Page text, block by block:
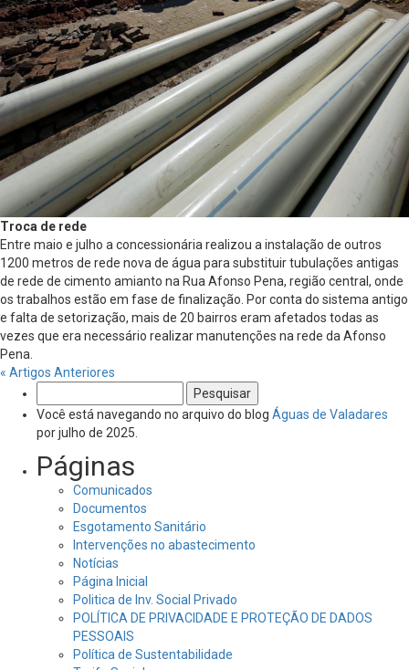
Troca de rede
Entre maio e julho a concessionária realizou a instalação de outros
1200 metros de rede nova de água para substituir tubulações antigas
de rede de cimento amianto na Rua Afonso Pena, região central, onde
os trabalhos estão em fase de finalização. Por conta do sistema antigo
e falta de setorização, mais de 20 bairros eram afetados todas as
vezes que era necessário realizar manutenções na rede da Afonso
Pena.
« Artigos Anteriores
por:
Você está navegando no arquivo do blog Águas de Valadares
por julho de 2025.
Páginas
Comunicados
Documentos
Esgotamento Sanitário
Intervenções no abastecimento
Notícias
Página Inicial
Politica de Inv. Social Privado
POLÍTICA DE PRIVACIDADE E PROTEÇÃO DE DADOS
PESSOAIS
Política de Sustentabilidade